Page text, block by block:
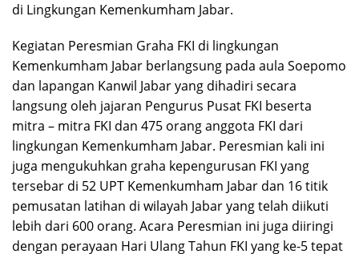
di Lingkungan Kemenkumham Jabar.
Kegiatan Peresmian Graha FKI di lingkungan
Kemenkumham Jabar berlangsung pada aula Soepomo
dan lapangan Kanwil Jabar yang dihadiri secara
langsung oleh jajaran Pengurus Pusat FKI beserta
mitra – mitra FKI dan 475 orang anggota FKI dari
lingkungan Kemenkumham Jabar. Peresmian kali ini
juga mengukuhkan graha kepengurusan FKI yang
tersebar di 52 UPT Kemenkumham Jabar dan 16 titik
pemusatan latihan di wilayah Jabar yang telah diikuti
lebih dari 600 orang. Acara Peresmian ini juga diiringi
dengan perayaan Hari Ulang Tahun FKI yang ke-5 tepat